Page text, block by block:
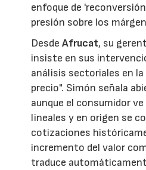
enfoque de
presión sobre los
DesdeAfrucat, su
insiste en sus
análisis sectoriales en la
precio". Simón señala
aunque el consumidor
lineales y en origen se
cotizaciones
incremento del valor
traduce